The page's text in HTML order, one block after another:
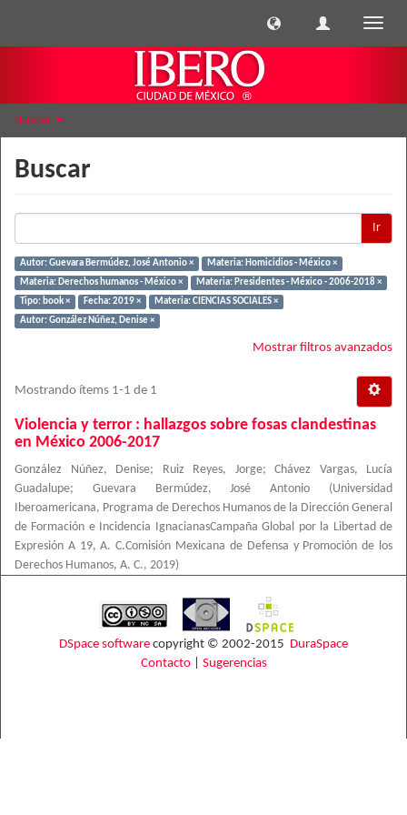
Buscar
Buscar
Ir
Autor: Guevara Bermúdez, José Antonio ×
Materia: Homicidios - México ×
Materia: Derechos humanos - México ×
Materia: Presidentes - México - 2006-2018 ×
Tipo: book ×
Fecha: 2019 ×
Materia: CIENCIAS SOCIALES ×
Autor: González Núñez, Denise ×
Mostrar filtros avanzados
Mostrando ítems 1-1 de 1
Violencia y terror : hallazgos sobre fosas clandestinas
en México 2006-2017
González Núñez, Denise; Ruiz Reyes, Jorge; Chávez Vargas, Lucía
Guadalupe; Guevara Bermúdez, José Antonio (Universidad
Iberoamericana, Programa de Derechos Humanos de la Dirección General
de Formación e Incidencia IgnacianasCampaña Global por la Libertad de
Expresión A 19, A. C.Comisión Mexicana de Defensa y Promoción de los
Derechos Humanos, A. C., 2019)
DSpace software copyright © 2002-2015 DuraSpace
Contacto| Sugerencias